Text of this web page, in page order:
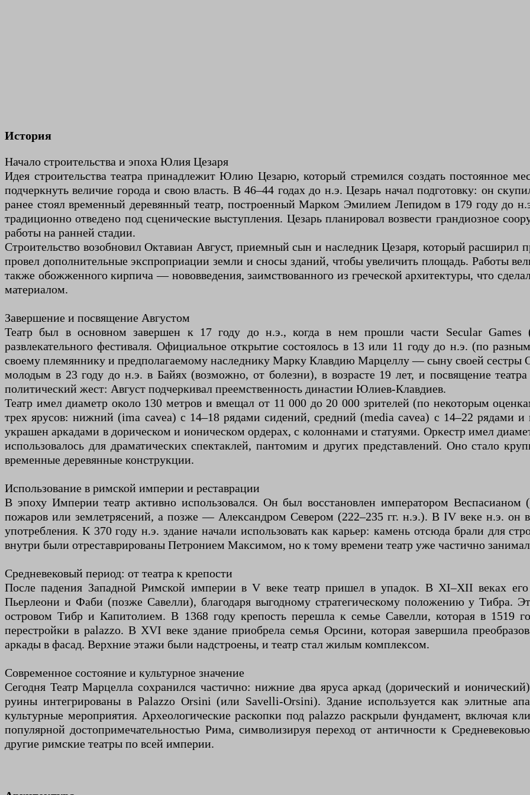
История
Начало строительства и эпоха Юлия Цезаря
Идея строительства театра принадлежит Юлию Цезарю, который стремился создать постоянное
подчеркнуть величие города и свою власть. В 46–44 годах до н.э. Цезарь начал подготовку: он
ранее стоял временный деревянный театр, построенный Марком Эмилием Лепидом в 179 году до
традиционно отведено под сценические выступления. Цезарь планировал возвести грандиозное
работы на ранней стадии.
Строительство возобновил Октавиан Август, приемный сын и наследник Цезаря, который расширил
провел дополнительные экспроприации земли и сносы зданий, чтобы увеличить площадь. Работы
также обожженного кирпича — нововведения, заимствованного из греческой архитектуры, что
материалом.
Завершение и посвящение Августом
Театр был в основном завершен к 17 году до н.э., когда в нем прошли части Secular Games
развлекательного фестиваля. Официальное открытие состоялось в 13 или 11 году до н.э. (по
своему племяннику и предполагаемому наследнику Марку Клавдию Марцеллу — сыну своей
молодым в 23 году до н.э. в Байях (возможно, от болезни), в возрасте 19 лет, и посвящение
политический жест: Август подчеркивал преемственность династии Юлиев-Клавдиев.
Театр имел диаметр около 130 метров и вмещал от 11 000 до 20 000 зрителей (по некоторым
трех ярусов: нижний (ima cavea) с 14–18 рядами сидений, средний (media cavea) с 14–22 рядами
украшен аркадами в дорическом и ионическом ордерах, с колоннами и статуями. Оркестр имел
использовалось для драматических спектаклей, пантомим и других представлений. Оно стало
временные деревянные конструкции.
Использование в римской империи и реставрации
В эпоху Империи театр активно использовался. Он был восстановлен императором
пожаров или землетрясений, а позже — Александром Севером (222–235 гг. н.э.). В IV веке н.э. он
употребления. К 370 году н.э. здание начали использовать как карьер: камень отсюда брали для
внутри были отреставрированы Петронием Максимом, но к тому времени театр уже частично
Средневековый период: от театра к крепости
После падения Западной Римской империи в V веке театр пришел в упадок. В XI–XII веках
Пьерлеони и Фаби (позже Савелли), благодаря выгодному стратегическому положению у Тибра.
островом Тибр и Капитолием. В 1368 году крепость перешла к семье Савелли, которая в 1519
перестройки в palazzo. В XVI веке здание приобрела семья Орсини, которая завершила
аркады в фасад. Верхние этажи были надстроены, и театр стал жилым комплексом.
Современное состояние и культурное значение
Сегодня Театр Марцелла сохранился частично: нижние два яруса аркад (дорический и
руины интегрированы в Palazzo Orsini (или Savelli-Orsini). Здание используется как элитные
культурные мероприятия. Археологические раскопки под palazzo раскрыли фундамент, включая
популярной достопримечательностью Рима, символизируя переход от античности к
другие римские театры по всей империи.